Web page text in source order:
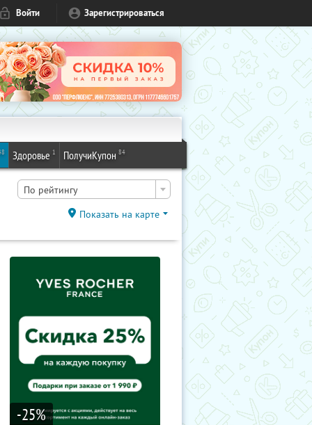
Войти Зарегистрироваться
Здоровье 1 ПолучиКупон 84
По рейтингу
Показать на карте
-25%